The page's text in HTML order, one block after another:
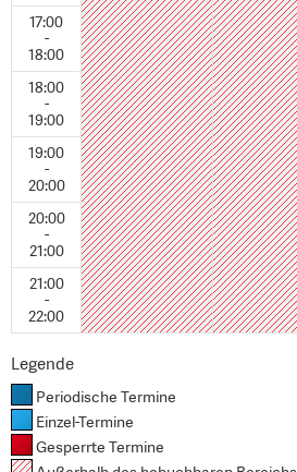
17:00
-
18:00
18:00
-
19:00
19:00
-
20:00
20:00
-
21:00
21:00
-
22:00
Legende
Periodische Termine
Einzel-Termine
Gesperrte Termine